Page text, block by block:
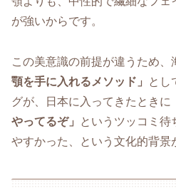
が強いからです。
この美意識の前提が違うため、
顎を手に入れるメソッド」
とし
グが、日本に入ってきたときに
やってるぞ」
というツッコミ待
やすかった、という文化的背景